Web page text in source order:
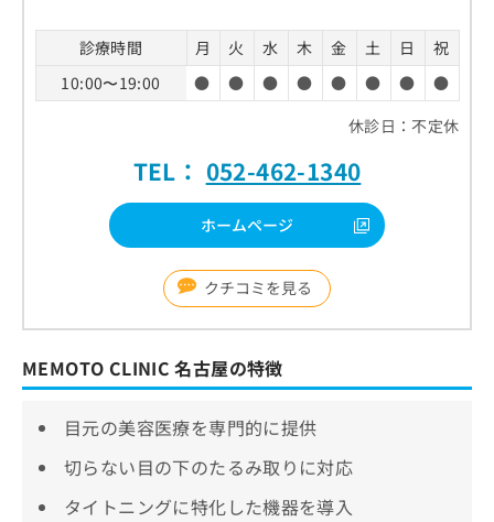
診療時間 月 火 水 木 金 土 日
祝
10:00〜19:00
● ● ● ● ● ● ●
●
休診日：不定休
TEL： 052-462-1340
ホームページ
クチコミを見る
MEMOTO CLINIC 名古屋の特徴
目元の美容医療を専門的に提供
切らない目の下のたるみ取りに対応
タイトニングに特化した機器を導入